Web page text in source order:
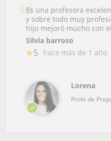
Es una profesora
y sobre todo muy
hijo mejoró mucho con
Silvia barroso
5 hace más de 1 año
Lorena
Profe de